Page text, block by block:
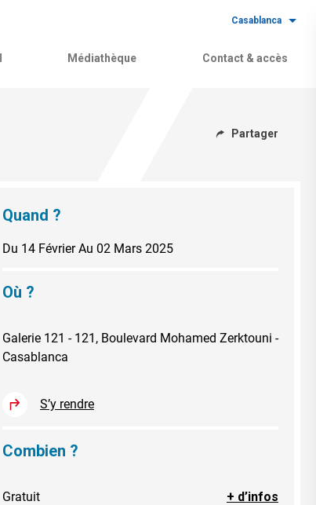
Casablanca
Médiathèque Contact & accès
Partager
Quand ?
Du 14 Février Au 02 Mars 2025
Où ?
Galerie 121 - 121, Boulevard Mohamed Zerktouni -
Casablanca
S’y rendre
Combien ?
Gratuit + d’infos